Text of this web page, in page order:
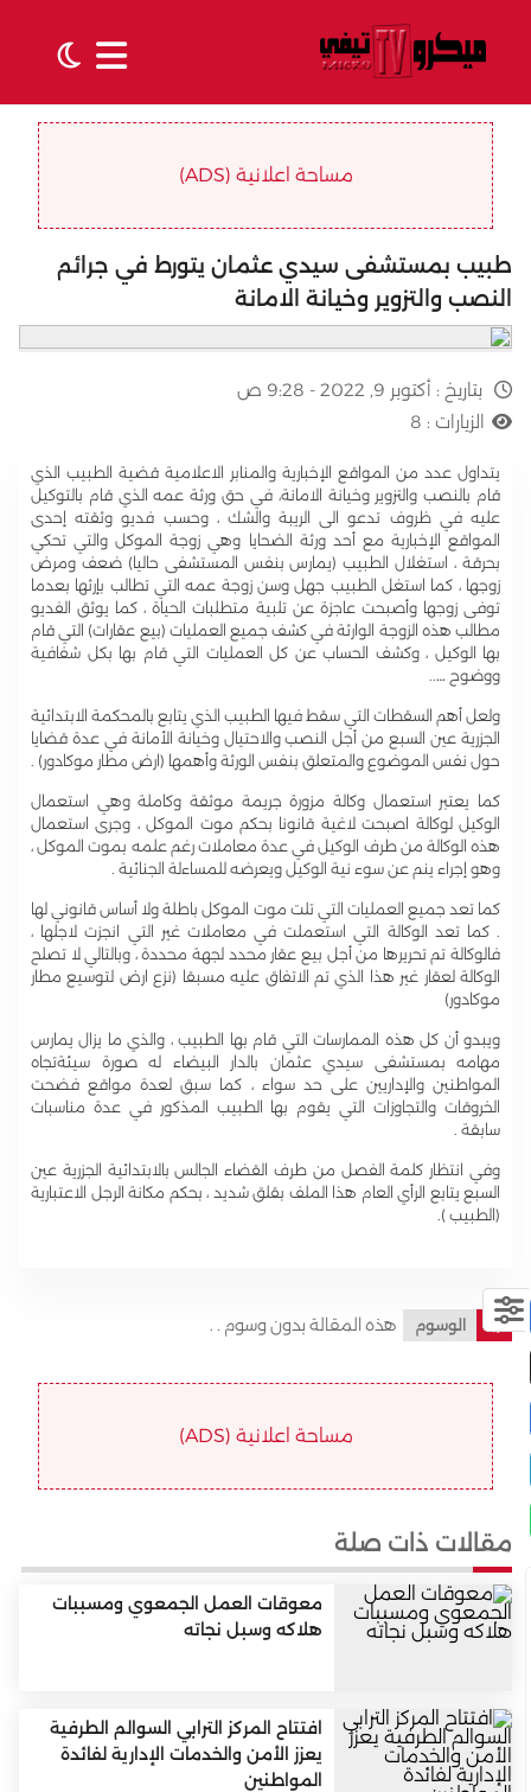
مساحة اعلانية (ADS)
طبيب بمستشفى سيدي عثمان يتورط في جرائم
النصب والتزوير وخيانة الامانة
بتاريخ : أكتوبر 9, 2022 - 9:28 ص
الزيارات : 8
يتداول عدد من المواقع الإخبارية والمنابر الاعلامية قضية الطبيب الذي
قام بالنصب والتزوير وخيانة الامانة، في حق ورثة عمه الذي قام بالتوكيل
عليه في ظروف تدعو الى الريبة والشك ، وحسب فديو وثقته إحدى
المواقع الإخبارية مع أحد ورثة الضحايا وهي زوجة الموكل والتي تحكي
بحرقة ، استغلال الطبيب (يمارس بنفس المستشفى حاليا) ضعف ومرض
زوجها ، كما استغل الطبيب جهل وسن زوجة عمه التي تطالب بإرثها بعدما
توفى زوجها وأصبحت عاجزة عن تلبية متطلبات الحياة ، كما يوثق الفديو
مطالب هذه الزوجة الوارثة في كشف جميع العمليات (بيع عقارات) التي قام
بها الوكيل ، وكشف الحساب عن كل العمليات التي قام بها بكل شفافية
ووضوح …..
ولعل أهم السقطات التي سقط فيها الطبيب الذي يتابع بالمحكمة الابتدائية
الجزرية عين السبع من أجل النصب والاحتيال وخيانة الأمانة في عدة قضايا
حول نفس الموضوع والمتعلق بنفس الورثة وأهمها (ارض مطار موكادور) .
كما يعتبر استعمال وكالة مزورة جريمة موثقة وكاملة وهي استعمال
الوكيل لوكالة اصبحت لاغية قانونا بحكم موت الموكل ، وجرى استعمال
هذه الوكالة من طرف الوكيل في عدة معاملات رغم علمه بموت الموكل ،
وهو إجراء ينم عن سوء نية الوكيل ويعرضه للمساءلة الجنائية .
كما تعد جميع العمليات التي تلت موت الموكل باطلة ولا أساس قانوني لها
. كما تعد الوكالة التي استعملت في معاملات غير التي انجزت لاجلها ،
فالوكالة تم تحريرها من أجل بيع عقار محدد لجهة محددة ، وبالتالي لا تصلح
الوكالة لعقار غير هذا الذي تم الاتفاق عليه مسبقا (نزع ارض لتوسيع مطار
موكادور)
ويبدو أن كل هذه الممارسات التي قام بها الطبيب ، والذي ما يزال يمارس
مهامه بمستشفى سيدي عثمان بالدار البيضاء له صورة سيئةتجاه
المواطنين والإداريين على حد سواء ، كما سبق لعدة مواقع فضحت
الخروقات والتجاوزات التي يقوم بها الطبيب المذكور في عدة مناسبات
سابقة .
وفي انتظار كلمة الفصل من طرف القضاء الجالس بالابتدائية الجزرية عين
السبع يتابع الرأي العام هذا الملف بقلق شديد ، بحكم مكانة الرجل الاعتبارية
(الطبيب ).
الوسوم هذه المقالة بدون وسوم . .
مساحة اعلانية (ADS)
مقالات ذات صلة
معوقات العمل الجمعوي ومسببات
هلاكه وسبل نجاته
افتتاح المركز الترابي السوالم الطرفية
يعزز الأمن والخدمات الإدارية لفائدة
المواطنين